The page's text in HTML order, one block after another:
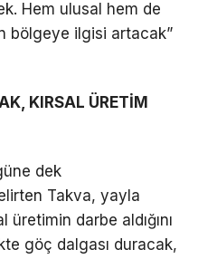
Hem ulusal hem de
bölgeye ilgisi artacak”
KIRSAL ÜRETİM
dek
Takva, yayla
üretimin darbe aldığını
göç dalgası duracak,